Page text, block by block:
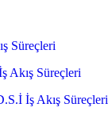
Süreçleri
Akış Süreçleri
İş Akış Süreçleri